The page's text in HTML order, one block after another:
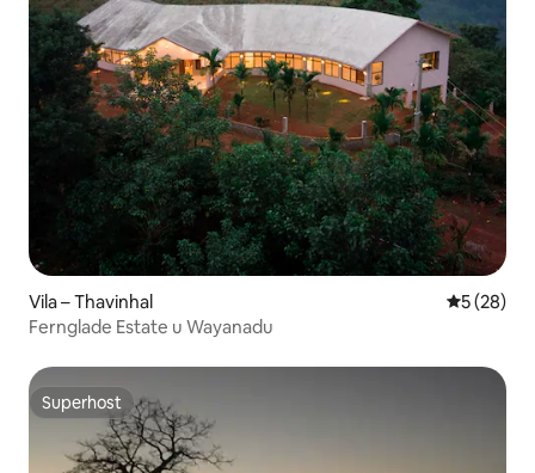
Vila – Thavinhal Prosječna
5 (28)
Fernglade Estate u Wayanadu
Superhost
Superhost